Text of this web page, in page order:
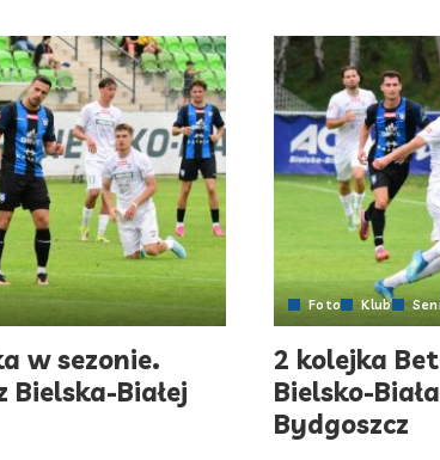
w sezonie.
Bielska-Białej
Foto Klub
2 kolejka
Bielsko-
Bydgoszcz